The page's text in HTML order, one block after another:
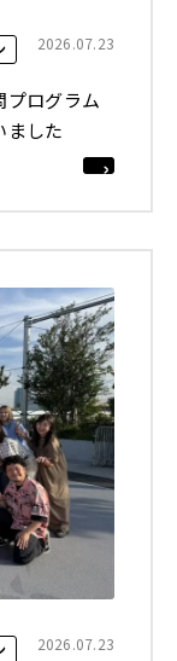
2026.07.23
プログラム
ました
2026.07.23